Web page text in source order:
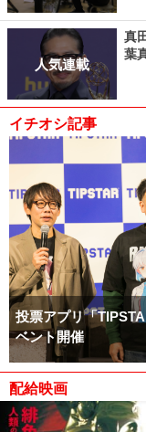
人気連載
真
葉
イチオシ記事
投票アプリ「
ベント開催
配給映画